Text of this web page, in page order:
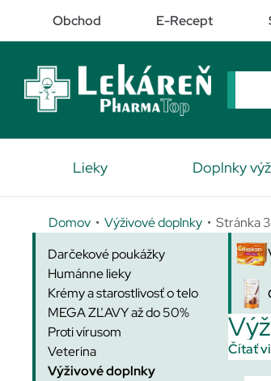
Obchod E-Recept
Lieky Doplnky
Domov • Výživové doplnky • Stránka
Darčekové poukážky
Humánne lieky
Krémy a starostlivosť o telo
MEGA ZĽAVY až do 50%
Proti vírusom
Veterina
Výživové doplnky
Čítať